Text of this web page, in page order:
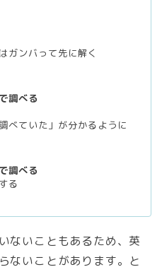
ガンバって先に解く
調べる
べていた」が分かるように
調べる
る
ないこともあるため、英
ないことがあります。と